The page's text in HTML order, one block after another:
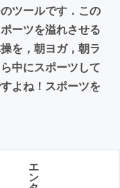
ツールです．この
ーツを溢れさせる
を，朝ヨガ，朝ラ
中にスポーツして
よね！スポーツを
エ
ン